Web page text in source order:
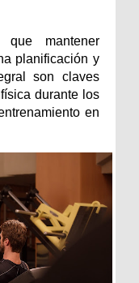
que mantener
planificación y
son claves
durante los
en